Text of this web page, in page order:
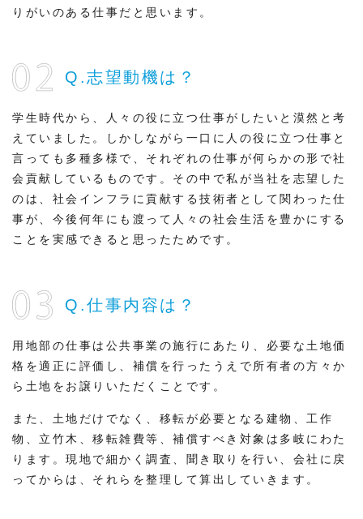
りがいのある仕事だと思います。
Q.志望動機は？
学生時代から、人々の役に立つ仕事がしたいと漠然と考
えていました。しかしながら一口に人の役に立つ仕事と
言っても多種多様で、それぞれの仕事が何らかの形で社
会貢献しているものです。その中で私が当社を志望した
のは、社会インフラに貢献する技術者として関わった仕
事が、今後何年にも渡って人々の社会生活を豊かにする
ことを実感できると思ったためです。
Q.仕事内容は？
用地部の仕事は公共事業の施行にあたり、必要な土地価
格を適正に評価し、補償を行ったうえで所有者の方々か
ら土地をお譲りいただくことです。
また、土地だけでなく、移転が必要となる建物、工作
物、立竹木、移転雑費等、補償すべき対象は多岐にわた
ります。現地で細かく調査、聞き取りを行い、会社に戻
ってからは、それらを整理して算出していきます。